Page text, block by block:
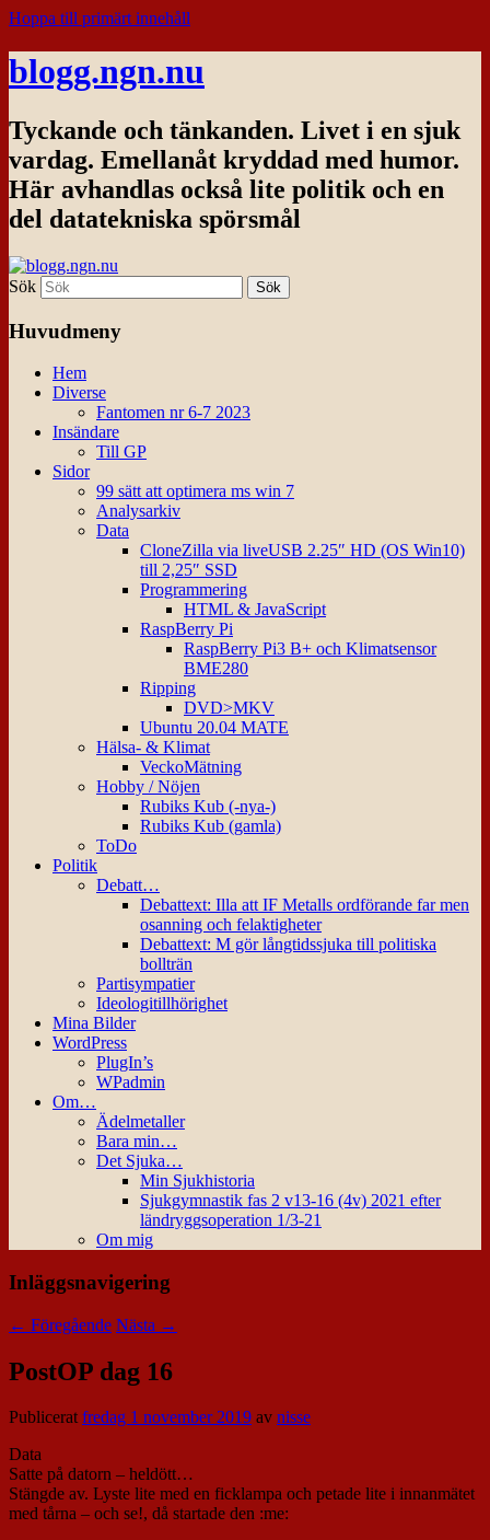
Hoppa till primärt innehåll
blogg.ngn.nu
Tyckande och tänkanden. Livet i en sjuk
vardag. Emellanåt kryddad med humor.
Här avhandlas också lite politik och en
del datatekniska spörsmål
Sök
Huvudmeny
Hem
Diverse
Fantomen nr 6-7 2023
Insändare
Till GP
Sidor
99 sätt att optimera ms win 7
Analysarkiv
Data
CloneZilla via liveUSB 2.25″ HD (OS Win10)
till 2,25″ SSD
Programmering
HTML & JavaScript
RaspBerry Pi
RaspBerry Pi3 B+ och Klimatsensor
BME280
Ripping
DVD>MKV
Ubuntu 20.04 MATE
Hälsa- & Klimat
VeckoMätning
Hobby / Nöjen
Rubiks Kub (-nya-)
Rubiks Kub (gamla)
ToDo
Politik
Debatt…
Debattext: Illa att IF Metalls ordförande far men
osanning och felaktigheter
Debattext: M gör långtidssjuka till politiska
bollträn
Partisympatier
Ideologitillhörighet
Mina Bilder
WordPress
PlugIn’s
WPadmin
Om…
Ädelmetaller
Bara min…
Det Sjuka…
Min Sjukhistoria
Sjukgymnastik fas 2 v13-16 (4v) 2021 efter
ländryggsoperation 1/3-21
Om mig
Inläggsnavigering
← Föregående Nästa →
PostOP dag 16
Publiceratfredag 1 november 2019 av nisse
Data
Satte på datorn – heldött…
Stängde av. Lyste lite med en ficklampa och petade lite i innanmätet
med tårna – och se!, då startade den :me: